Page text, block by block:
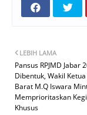
LEBIH LAMA
Pansus RPJMD Jabar
Dibentuk, Wakil Ketua
Barat M.Q Iswara
Memprioritaskan
Khusus